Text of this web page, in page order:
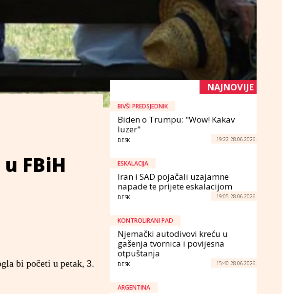
FBiH
bi početi u petak, 3.
NAJNOVIJE
BIVŠI PREDSJEDNIK
Biden o Trumpu: "Wow! Kakav
luzer"
DESK 19:22 28.06.2026.
ESKALACIJA
Iran i SAD pojačali uzajamne
napade te prijete eskalacijom
DESK 19:05 28.06.2026.
KONTROLIRANI PAD
Njemački autodivovi kreću u
gašenja tvornica i povijesna
otpuštanja
DESK 15:40 28.06.2026.
ARGENTINA